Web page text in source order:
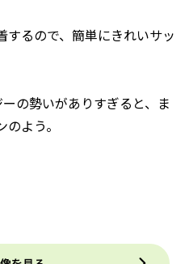
るので、簡単にきれいサッ
の勢いがありすぎると、ま
よう。